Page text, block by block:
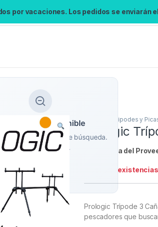
por vacaciones. Los pedidos se enviarán el
Búsqueda no disponible
cargar el widget de búsqueda.
Inténtalo de nuevo.
Reintentar
Prologic Trípode 3 Cañas
Tripodes y
Prologic
Referencia del
Sin existencias
Prologic Trípode 3
pescadores que